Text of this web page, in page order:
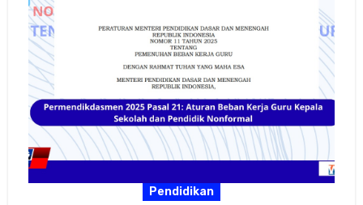
Pendidikan